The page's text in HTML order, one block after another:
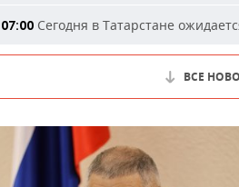
07:00 Сегодня в Татарстане
ВСЕ